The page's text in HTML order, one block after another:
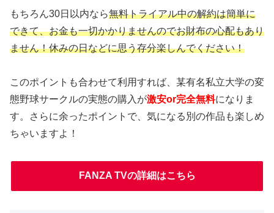
もちろん30日以内なら無料トライアル中の解約は簡単に
できて、お金も一切かかりませんのでお財布の心配もあり
ません！休みの日などに思う存分楽しんでください！
このポイントも合わせて利用すれば、某有名私立大学の変
態野球サークルの実態の購入が激安or完全無料になりま
す。さらに余ったポイントで、気になる別の作品も楽しめ
ちゃいますよ！
FANZA TVの詳細はこちら